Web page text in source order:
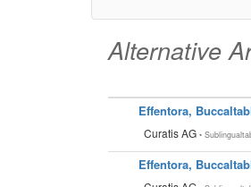
Alternative
Effentora,
Curatis AG •
Effentora,